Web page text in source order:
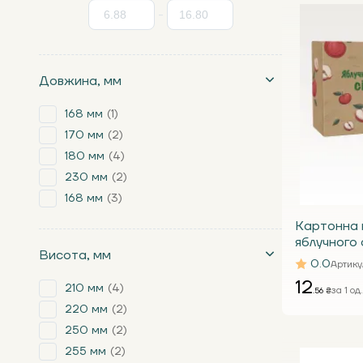
-
Довжина, мм
168 мм
1
170 мм
2
180 мм
4
230 мм
2
168 мм
3
Висота, мм
210 мм
4
220 мм
2
250 мм
2
255 мм
2
Картонна
яблучного
для0.0
12.56 ₴за 1 од.